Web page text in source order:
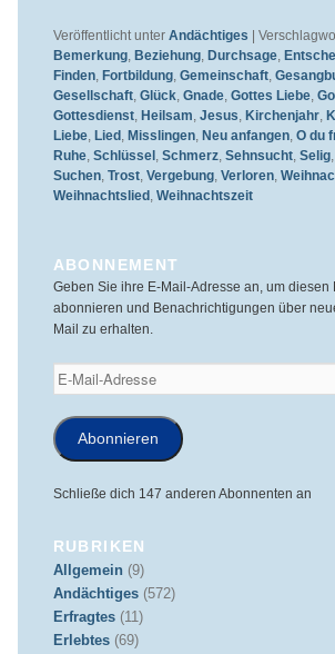
Veröffentlicht unter Andächtiges
Bemerkung, Beziehung, Durchsage,
Finden, Fortbildung, Gemeinschaft,
Gesellschaft, Glück, Gnade, Gottes Liebe,
Gottesdienst, Heilsam, Jesus, Kirchenjahr,
Liebe, Lied , Misslingen, Neu anfangen, O du
Ruhe, Schlüssel , Schmerz, Sehnsucht, Selig,
Suchen, Trost, Vergebung, Verloren,
Weihnachtslied , Weihnachtszeit
ABONNEMENT
Geben Sie ihre E-Mail-Adresse an, um diesen
abonnieren und Benachrichtigungen über
Mail zu erhalten.
E-
Mail-
Adresse
Abonnieren
Schließe dich 147 anderen Abonnenten an
RUBRIKEN
Allgemein (9)
Andächtiges(572)
Erfragtes(11)
Erlebtes(69)